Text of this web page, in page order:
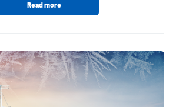
Read more